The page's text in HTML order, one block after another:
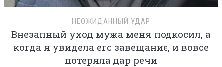
НЕОЖИДАННЫЙ УДАР
Внезапный уход мужа меня подкосил, а
когда я увидела его завещание, и вовсе
потеряла дар речи